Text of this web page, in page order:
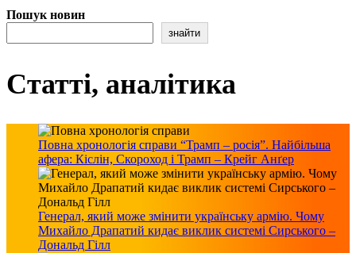
Пошук новин
знайти
Статті, аналітика
Повна хронологія справи “Трамп – росія”. Найбільша
афера: Кіслін, Скороход і Трамп – Крейг Анґер
Генерал, який може змінити українську армію. Чому
Михайло Драпатий кидає виклик системі Сирського –
Дональд Гілл